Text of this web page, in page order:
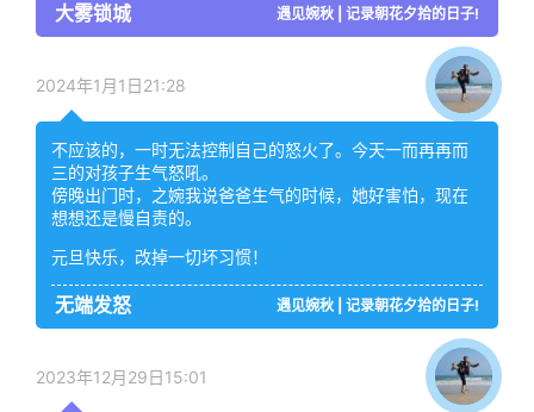
大雾锁城 遇见婉秋 | 记录朝花夕拾的日子!
2024年1月1日21:28
不应该的，一时无法控制自己的怒火了。今天一而再再而
三的对孩子生气怒吼。
傍晚出门时，之婉我说爸爸生气的时候，她好害怕，现在
想想还是慢自责的。
元旦快乐，改掉一切坏习惯！
无端发怒 遇见婉秋 | 记录朝花夕拾的日子!
2023年12月29日15:01